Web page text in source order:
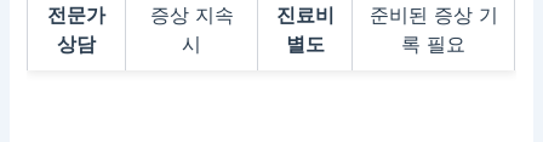
전문가
상담
증상 지속
시
진료비
별도
준비된 증상 기
록 필요